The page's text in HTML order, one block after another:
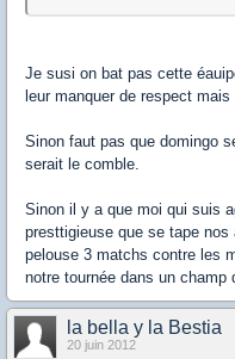
Je susi on bat pas cette
leur manquer de respect
Sinon faut pas que domingo
serait le comble.
Sinon il y a que moi qui suis
presttigieuse que se tape
pelouse 3 matchs contre les
notre tournée dans un champ
la bella y la Bestia
20 juin 2012